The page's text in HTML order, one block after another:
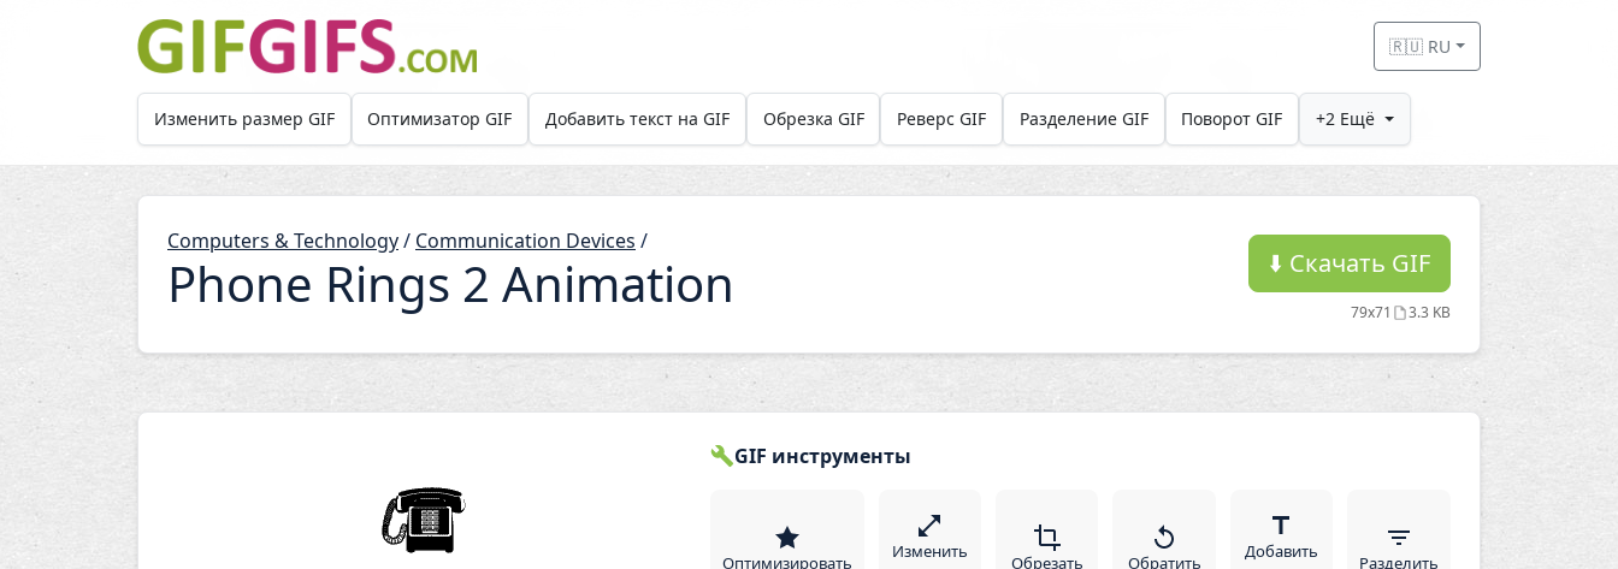
Skip to main content
🇷🇺 RU
Изменить размер GIF Оптимизатор GIF Добавить текст на GIF Обрезка GIF Реверс GIF Разделение GIF Поворот GIF +2 Ещё
Computers & Technology/ Communication Devices /
Phone Rings 2 Animation ⬇️ Скачать GIF
79x71 3.3 KB
GIF инструменты
Оптимизировать
Изменить
Обрезать Обратить
Добавить
Разделить